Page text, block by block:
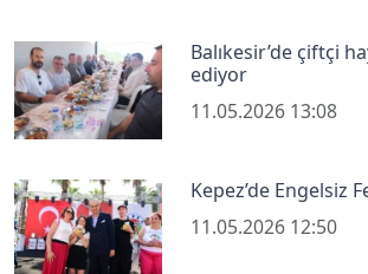
Balıkesir’de çiftçi
ediyor
11.05.2026 13:08
Kepez’de Engelsiz
11.05.2026 12:50